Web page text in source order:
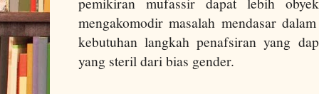
mengakomodir masalah mendasar
kebutuhan langkah penafsiran yang
yang steril dari bias gender.